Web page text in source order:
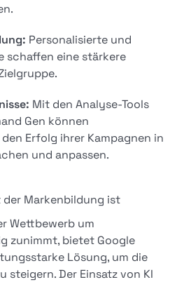
Personalisierte und
schaffen eine stärkere
Mit den Analyse-Tools
Gen können
Erfolg ihrer Kampagnen in
und anpassen.
der Markenbildung ist
Wettbewerb um
zunimmt, bietet Google
Lösung, um die
steigern. Der Einsatz von KI